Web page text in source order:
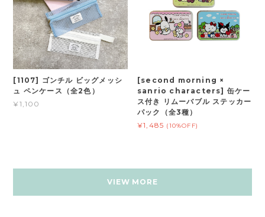
[1107] ゴンチル ビッグメッシ
ュ ペンケース（全2色）
¥1,100
[second morning ×
sanrio characters] 缶ケー
ス付き リムーバブル ステッカー
パック（全3種）
¥1,485 (10%OFF)
VIEW MORE